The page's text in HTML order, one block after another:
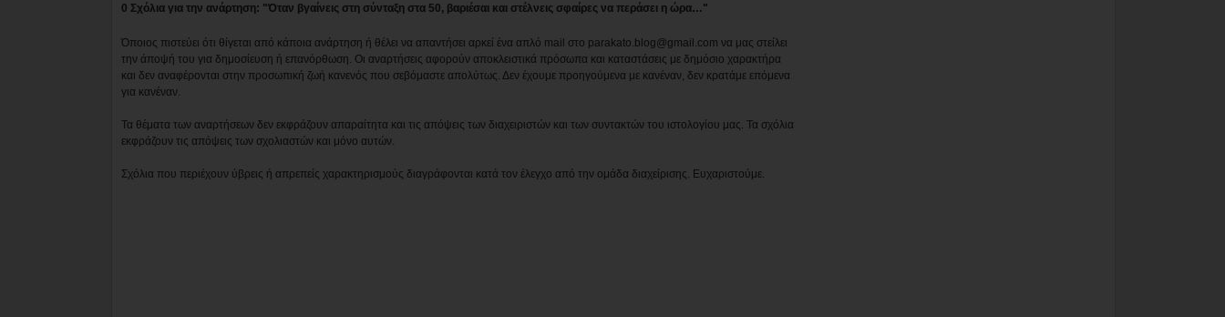
0 Σχόλια για την ανάρτηση: "Όταν βγαίνεις στη σύνταξη στα 50, βαριέσαι και στέλνεις σφαίρες να περάσει η ώρα…"
Όποιος πιστεύει ότι θίγεται από κάποια ανάρτηση ή θέλει να απαντήσει αρκεί ένα απλό mail στο parakato.blog@gmail.com να μας στείλει
την άποψή του για δημοσίευση ή επανόρθωση. Οι αναρτήσεις αφορούν αποκλειστικά πρόσωπα και καταστάσεις με δημόσιο χαρακτήρα
και δεν αναφέρονται στην προσωπική ζωή κανενός που σεβόμαστε απολύτως. Δεν έχουμε προηγούμενα με κανέναν, δεν κρατάμε επόμενα
για κανέναν.
Τα θέματα των αναρτήσεων δεν εκφράζουν απαραίτητα και τις απόψεις των διαχειριστών και των συντακτών του ιστολογίου μας. Τα σχόλια
εκφράζουν τις απόψεις των σχολιαστών και μόνο αυτών.
Σχόλια που περιέχουν ύβρεις ή απρεπείς χαρακτηρισμούς διαγράφονται κατά τον έλεγχο από την ομάδα διαχείρισης. Ευχαριστούμε.